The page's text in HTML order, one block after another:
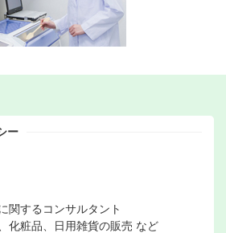
ー
関するコンサルタント
化粧品、日用雑貨の販売 など